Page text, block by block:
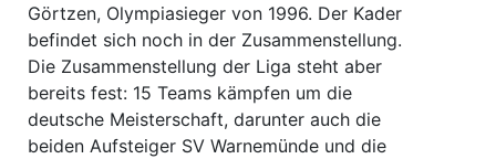
Görtzen, Olympiasieger von 1996. Der Kader
befindet sich noch in der Zusammenstellung.
Die Zusammenstellung der Liga steht aber
bereits fest: 15 Teams kämpfen um die
deutsche Meisterschaft, darunter auch die
beiden Aufsteiger SV Warnemünde und die